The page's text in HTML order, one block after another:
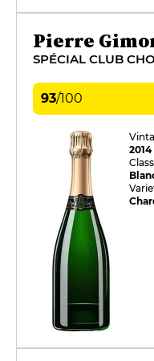
Pierre
SPÉCIAL CLUB
93/100
2014